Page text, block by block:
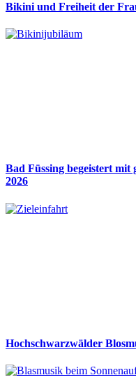
Bikini und Freiheit der
Bad Füssing begeistert
2026
Hochschwarzwälder